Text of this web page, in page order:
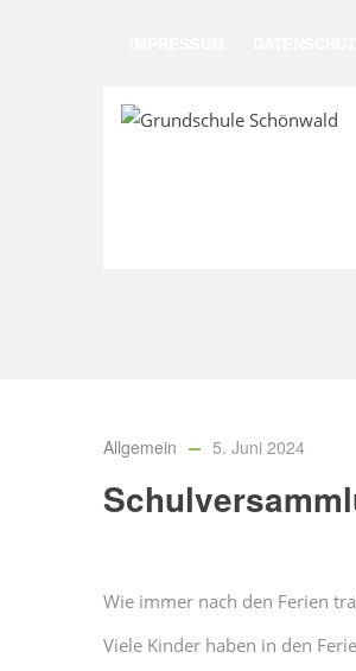
Allgemein 5. Juni 2024
Wie immer nach den Ferien
Viele Kinder haben in den